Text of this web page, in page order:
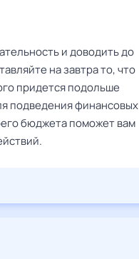
и доводить до
на завтра то, что
придется подольше
подведения финансовых
бюджета поможет вам